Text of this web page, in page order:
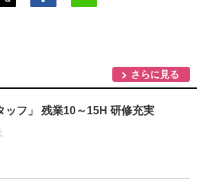
さらに見る
ッフ」 残業10～15H 研修充実